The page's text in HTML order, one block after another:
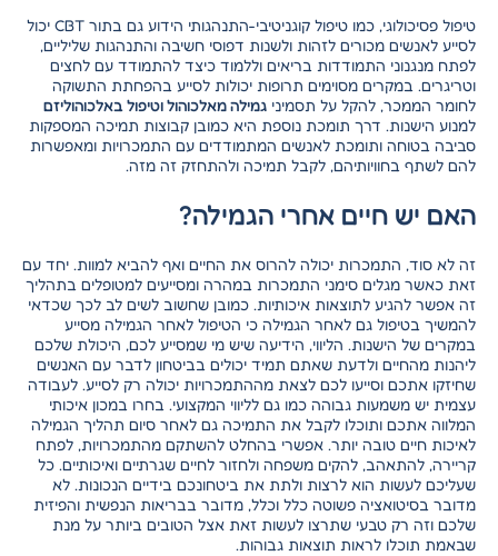
טיפול פסיכולוגי, כמו טיפול קוגניטיבי-התנהגותי הידוע גם בתור CBT יכול
לסייע לאנשים מכורים לזהות ולשנות דפוסי חשיבה והתנהגות שליליים,
לפתח מנגנוני התמודדות בריאים וללמוד כיצד להתמודד עם לחצים
וטריגרים. במקרים מסוימים תרופות יכולות לסייע בהפחתת התשוקה
לחומר הממכר, להקל על תסמיני גמילה מאלכוהול וטיפול באלכוהוליזם
למנוע הישנות. דרך תומכת נוספת היא כמובן קבוצות תמיכה המספקות
סביבה בטוחה ותומכת לאנשים המתמודדים עם התמכרויות ומאפשרות
להם לשתף בחוויותיהם, לקבל תמיכה ולהתחזק זה מזה.
האם יש חיים אחרי הגמילה?
זה לא סוד, התמכרות יכולה להרוס את החיים ואף להביא למוות. יחד עם
זאת כאשר מגלים סימני התמכרות במהרה ומסייעים למטופלים בתהליך
זה אפשר להגיע לתוצאות איכותיות. כמובן שחשוב לשים לב לכך שכדאי
להמשיך בטיפול גם לאחר הגמילה כי הטיפול לאחר הגמילה מסייע
במקרים של הישנות. הליווי, הידיעה שיש מי שמסייע לכם, היכולת שלכם
ליהנות מהחיים ולדעת שאתם תמיד יכולים בביטחון לדבר עם האנשים
שחיזקו אתכם וסייעו לכם לצאת מההתמכרויות יכולה רק לסייע. לעבודה
עצמית יש משמעות גבוהה כמו גם לליווי המקצועי. בחרו במכון איכותי
המלווה אתכם ותוכלו לקבל את התמיכה גם לאחר סיום תהליך הגמילה
לאיכות חיים טובה יותר. אפשרי בהחלט להשתקם מהתמכרויות, לפתח
קריירה, להתאהב, להקים משפחה ולחזור לחיים שגרתיים ואיכותיים. כל
שעליכם לעשות הוא לרצות ולתת את ביטחונכם בידיים הנכונות. לא
מדובר בסיטואציה פשוטה כלל וכלל, מדובר בבריאות הנפשית והפיזית
שלכם וזה רק טבעי שתרצו לעשות זאת אצל הטובים ביותר על מנת
שבאמת תוכלו לראות תוצאות גבוהות.